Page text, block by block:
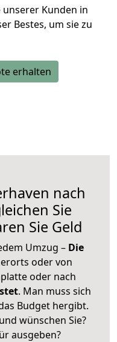
Kunden in
Bestes, um sie zu
erhalten
nach
Sie
Sie Geld
Umzug – Die
oder von
oder nach
. Man muss sich
Budget hergibt.
wünschen Sie?
ausgeben?